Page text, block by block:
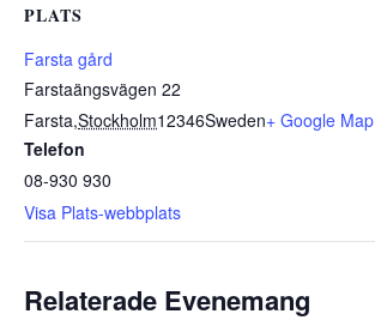
PLATS
Farsta gård
Farstaängsvägen 22
Farsta,Stockholm12346Sweden+ Google Map
Telefon
08-930 930
Visa Plats-webbplats
Relaterade Evenemang